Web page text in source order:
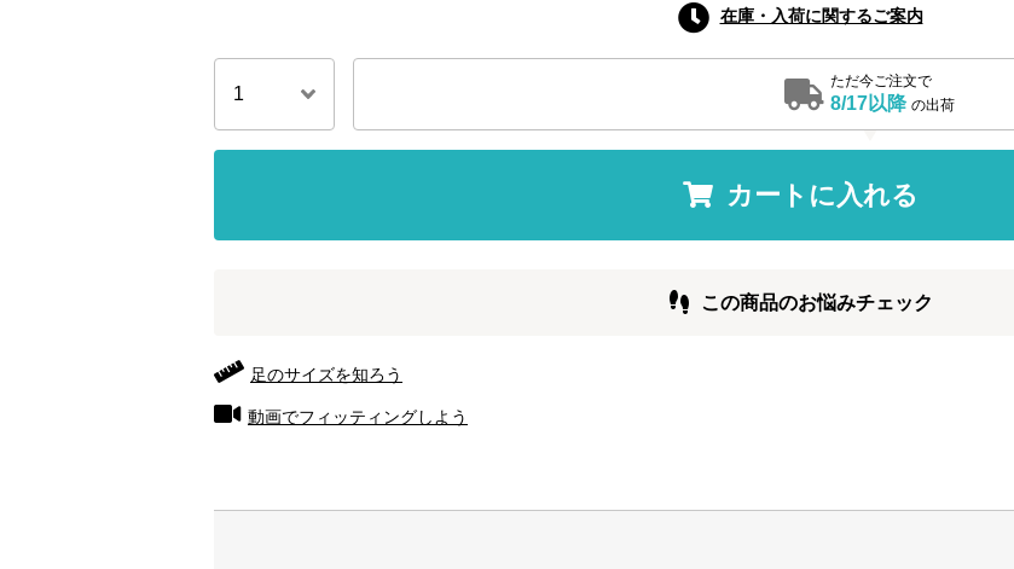
在庫・入荷に関するご案内
ただ今ご注文で
8/17以降 の出荷
カートに入れる
この商品のお悩みチェック
足のサイズを知ろう
動画でフィッティングしよう